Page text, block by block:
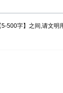
500字】之间,请文明